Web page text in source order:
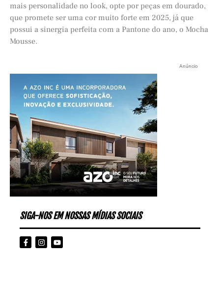
mais personalidade no look, opte por peças em dourado,
que promete ser uma cor muito forte em 2025, já que
possui a sinergia perfeita com a Pantone do ano, o Mocha
Mousse.
Anúncio
SIGA-NOS EM NOSSAS MÍDIAS SOCIAIS